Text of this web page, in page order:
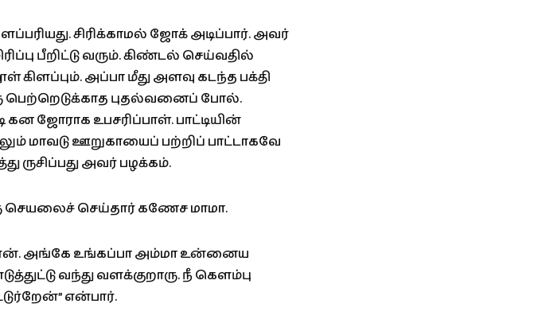
சிரிக்காமல் ஜோக் அடிப்பார். அவர்
பீறிட்டு வரும். கிண்டல் செய்வதில்
கிளப்பும். அப்பா மீது அளவு கடந்த பக்தி
பெற்றெடுக்காத புதல்வனைப் போல்.
கன ஜோராக உபசரிப்பாள். பாட்டியின்
மாவடு ஊறுகாயைப் பற்றிப் பாட்டாகவே
ருசிப்பது அவர் பழக்கம்.
செயலைச் செய்தார் கணேச மாமா.
அங்கே உங்கப்பா அம்மா உன்னைய
வந்து வளக்குறாரு. நீ கெளம்பு
என்பார்.